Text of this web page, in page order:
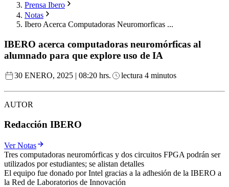
Prensa Ibero
Notas
Ibero Acerca Computadoras Neuromorficas ...
IBERO acerca computadoras neuromórficas al
alumnado para que explore uso de IA
30 ENERO, 2025 | 08:20 hrs. lectura 4 minutos
AUTOR
Redacción IBERO
Ver Notas
Tres computadoras neuromórficas y dos circuitos FPGA podrán ser
utilizados por estudiantes; se alistan detalles
El equipo fue donado por Intel gracias a la adhesión de la IBERO a
la Red de Laboratorios de Innovación